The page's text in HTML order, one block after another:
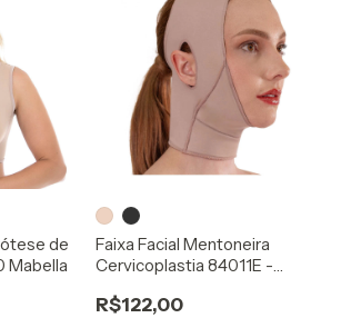
de
Mabella
Faixa Facial Mentoneira
Cervicoplastia 84011E -
R$122,00